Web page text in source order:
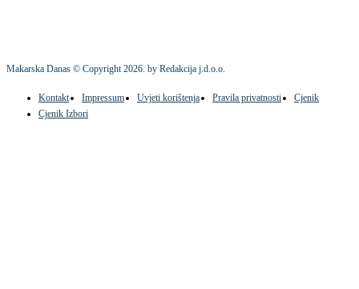
Makarska Danas © Copyright2026. by Redakcija j.d.o.o.
Kontakt Impressum Uvjeti korištenja Pravila privatnosti
Cjenik
Cjenik Izbori